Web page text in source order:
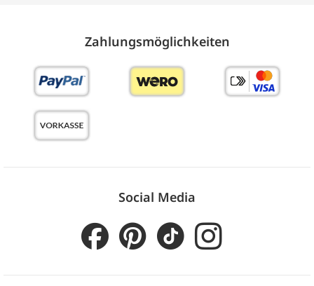
Zahlungs­möglich­keiten
Social Media